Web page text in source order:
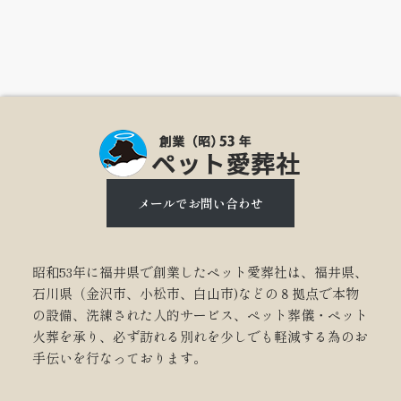
メールでお問い合わせ
昭和53年に福井県で創業したペット愛葬社は、福井県、
石川県（金沢市、小松市、白山市)などの８拠点で本物
の設備、洗練された人的サービス、ペット葬儀・ペット
火葬を承り、必ず訪れる別れを少しでも軽減する為のお
手伝いを行なっております。